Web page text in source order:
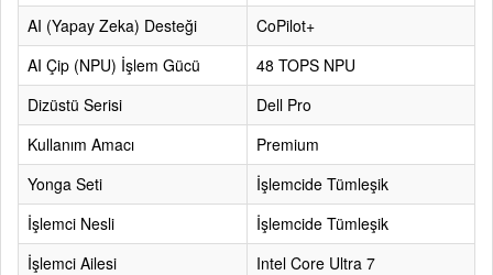
AI (Yapay Zeka) Desteği
CoPilot+
AI Çip (NPU) İşlem Gücü
48 TOPS NPU
Dizüstü Serisi
Dell Pro
Kullanım Amacı
Premium
Yonga Seti
İşlemcide Tümleşik
İşlemci Nesli
İşlemcide Tümleşik
İşlemci Ailesi
Intel Core Ultra 7